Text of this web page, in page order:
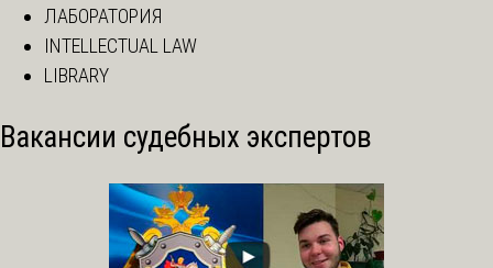
ЛАБОРАТОРИЯ
INTELLECTUAL LAW
LIBRARY
Вакансии судебных экспертов